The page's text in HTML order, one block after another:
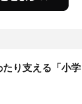
り支える「小学